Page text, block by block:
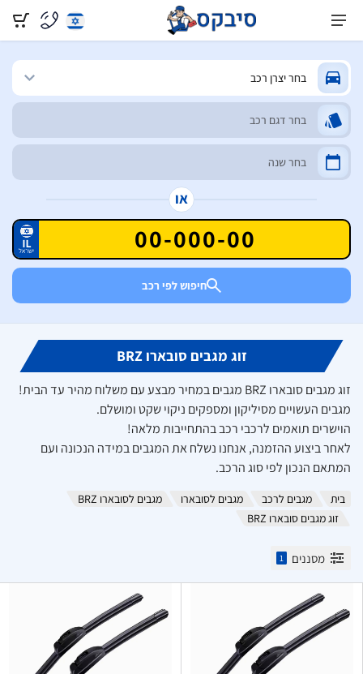
או
חיפוש לפי רכב
זוג מגבים סובארו BRZ
זוג מגבים סובארו BRZ מגבים במחיר מבצע עם משלוח מהיר עד הבית!
מגבים העשויים מסיליקון ומספקים ניקוי שקט ומושלם.
הוישרים תואמים לרכבי רכב בהתחייבות מלאה!
לאחר ביצוע ההזמנה, אנחנו נשלח את המגבים במידה הנכונה ועם
המתאם הנכון לפי סוג הרכב.
בית מגבים לרכב מגבים לסובארו
מגבים לסובארו BRZ
זוג מגבים סובארו BRZ
מסננים 1